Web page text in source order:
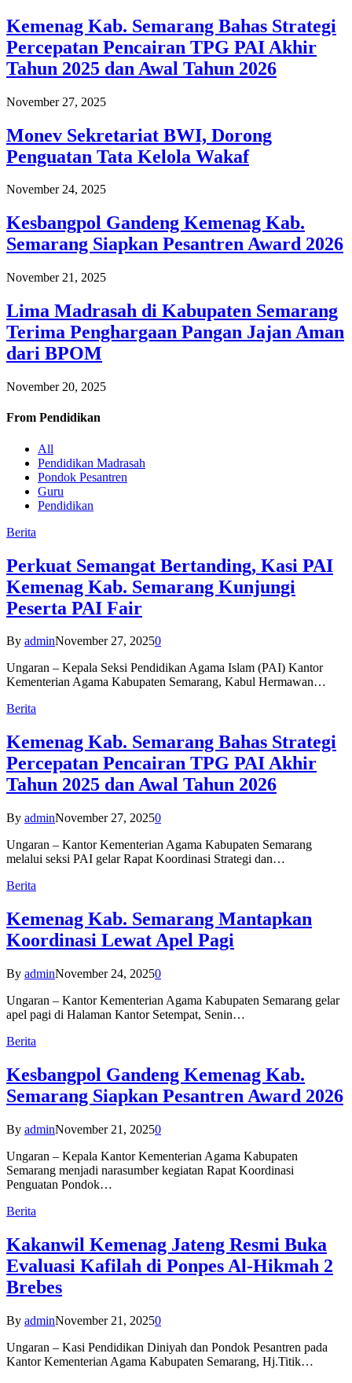
Kemenag Kab. Semarang Bahas Strategi
Percepatan Pencairan TPG PAI Akhir
Tahun 2025 dan Awal Tahun 2026
November 27, 2025
Monev Sekretariat BWI, Dorong
Penguatan Tata Kelola Wakaf
November 24, 2025
Kesbangpol Gandeng Kemenag Kab.
Semarang Siapkan Pesantren Award 2026
November 21, 2025
Lima Madrasah di Kabupaten Semarang
Terima Penghargaan Pangan Jajan Aman
dari BPOM
November 20, 2025
From Pendidikan
All
Pendidikan Madrasah
Pondok Pesantren
Guru
Pendidikan
Berita
Perkuat Semangat Bertanding, Kasi PAI
Kemenag Kab. Semarang Kunjungi
Peserta PAI Fair
By adminNovember 27, 20250
Ungaran – Kepala Seksi Pendidikan Agama Islam (PAI) Kantor
Kementerian Agama Kabupaten Semarang, Kabul Hermawan…
Berita
Kemenag Kab. Semarang Bahas Strategi
Percepatan Pencairan TPG PAI Akhir
Tahun 2025 dan Awal Tahun 2026
By adminNovember 27, 20250
Ungaran – Kantor Kementerian Agama Kabupaten Semarang
melalui seksi PAI gelar Rapat Koordinasi Strategi dan…
Berita
Kemenag Kab. Semarang Mantapkan
Koordinasi Lewat Apel Pagi
By adminNovember 24, 20250
Ungaran – Kantor Kementerian Agama Kabupaten Semarang gelar
apel pagi di Halaman Kantor Setempat, Senin…
Berita
Kesbangpol Gandeng Kemenag Kab.
Semarang Siapkan Pesantren Award 2026
By adminNovember 21, 20250
Ungaran – Kepala Kantor Kementerian Agama Kabupaten
Semarang menjadi narasumber kegiatan Rapat Koordinasi
Penguatan Pondok…
Berita
Kakanwil Kemenag Jateng Resmi Buka
Evaluasi Kafilah di Ponpes Al-Hikmah 2
Brebes
By adminNovember 21, 20250
Ungaran – Kasi Pendidikan Diniyah dan Pondok Pesantren pada
Kantor Kementerian Agama Kabupaten Semarang, Hj.Titik…